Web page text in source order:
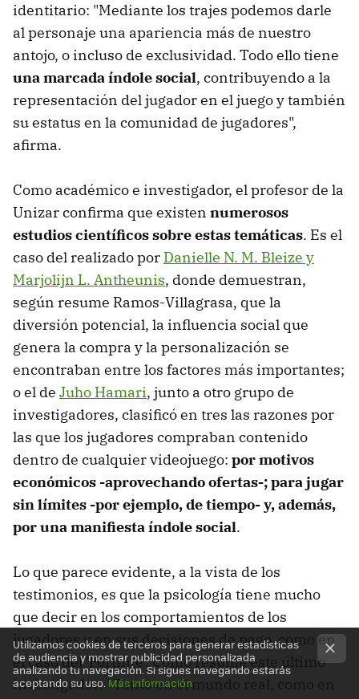
identitario: "Mediante los trajes podemos darle
al personaje una apariencia más de nuestro
antojo, o incluso de exclusividad. Todo ello tiene
una marcada índole social, contribuyendo a la
representación del jugador en el juego y también
su estatus en la comunidad de jugadores",
afirma.
Como académico e investigador, el profesor de la
Unizar confirma que existen numerosos
estudios científicos sobre estas temáticas. Es el
caso del realizado por Danielle N. M. Bleize y
Marjolijn L. Antheunis, donde demuestran,
según resume Ramos-Villagrasa, que la
diversión potencial, la influencia social que
genera la compra y la personalización se
encontraban entre los factores más importantes;
o el de Juho Hamari, junto a otro grupo de
investigadores, clasificó en tres las razones por
las que los jugadores compraban contenido
dentro de cualquier videojuego: por motivos
económicos -aprovechando ofertas-; para jugar
sin límites -por ejemplo, de tiempo- y, además,
por una manifiesta índole social.
Lo que parece evidente, a la vista de los
testimonios, es que la psicología tiene mucho
que decir en los comportamientos de los
jugadores y en sus decisiones de pago, como en
el caso del 'Fortnite'. Como resume este último
investigador: "Tanto en el mundo real, como en
Utilizamos cookies de terceros para generar estadísticas
de audiencia y mostrar publicidad personalizada
analizando tu navegación. Si sigues navegando estarás
aceptando su uso. Más información